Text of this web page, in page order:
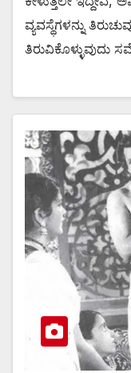
ವ್ಯವಸ್ಥೆಗಳನ್ನು
ತಿರುವಿಕೊಳ್ಳುವುದು